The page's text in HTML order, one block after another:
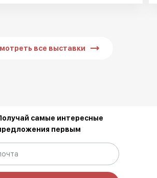
все выставки
самые интересные
первым